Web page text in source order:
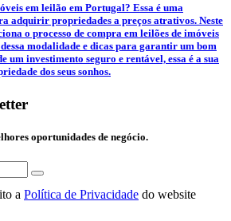
em leilão em Portugal? Essa é uma
adquirir propriedades a preços atrativos. Neste
o processo de compra em leilões de imóveis
modalidade e dicas para garantir um bom
um investimento seguro e rentável, essa é a sua
dos seus sonhos.
oportunidades de negócio.
a Política de Privacidade do website